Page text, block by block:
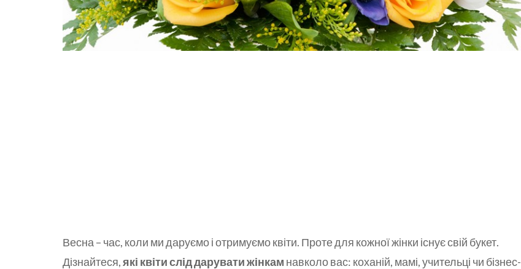
Весна – час, коли ми даруємо і отримуємо квіти. Проте для кожної жінки існує свій букет.
Дізнайтеся,які квіти слід дарувати жінкам навколо вас: коханій, мамі, учительці чи бізнес-